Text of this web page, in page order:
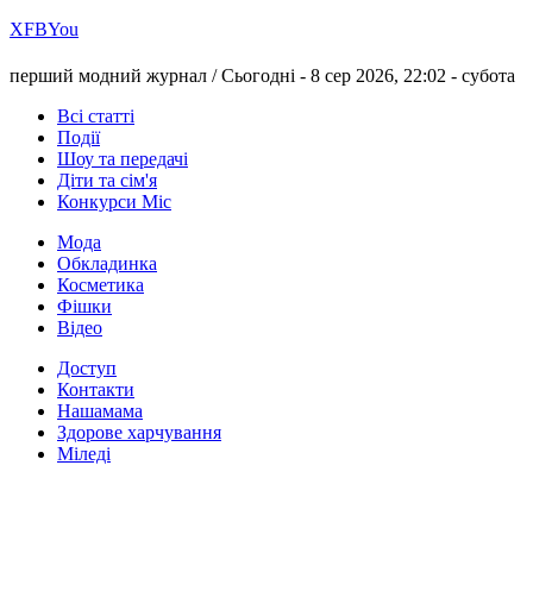
ХFBYou
перший модний журнал /Сьогодні - 8 сер 2026, 22:02 - субота
Всі статті
Події
Шоу та передачі
Діти та сім'я
Конкурси Міс
Мода
Обкладинка
Косметика
Фішки
Відео
Доступ
Контакти
Нашамама
Здорове харчування
Міледі